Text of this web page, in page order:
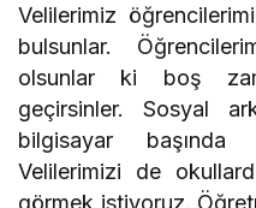
Velilerimiz
bulsunlar.
olsunlar ki boş
geçirsinler. Sosyal
bilgisayar başında
Velilerimizi de
görmek istiyoruz.